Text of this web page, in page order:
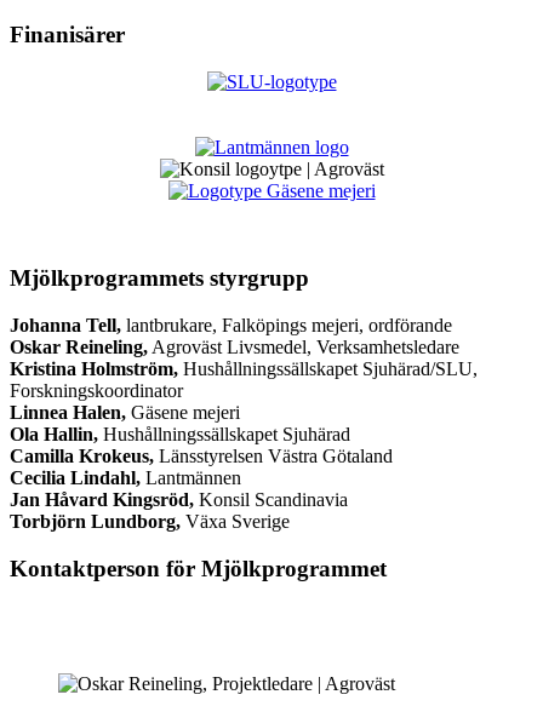
Finanisärer
Mjölkprogrammets styrgrupp
Johanna Tell, lantbrukare, Falköpings mejeri, ordförande
Oskar Reineling, Agroväst Livsmedel, Verksamhetsledare
Kristina Holmström, Hushållningssällskapet Sjuhärad/SLU,
Forskningskoordinator
Linnea Halen, Gäsene mejeri
Ola Hallin, Hushållningssällskapet Sjuhärad
Camilla Krokeus, Länsstyrelsen Västra Götaland
Cecilia Lindahl, Lantmännen
Jan Håvard Kingsröd, Konsil Scandinavia
Torbjörn Lundborg, Växa Sverige
Kontaktperson för Mjölkprogrammet